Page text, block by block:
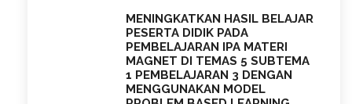
MENINGKATKAN HASIL BELAJAR
PESERTA DIDIK PADA
PEMBELAJARAN IPA MATERI
MAGNET DI TEMAS 5 SUBTEMA
1 PEMBELAJARAN 3 DENGAN
MENGGUNAKAN MODEL